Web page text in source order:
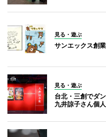
見る・遊ぶ
サンエックス創
見る・遊ぶ
台北・三創でダ
九井諒子さん個